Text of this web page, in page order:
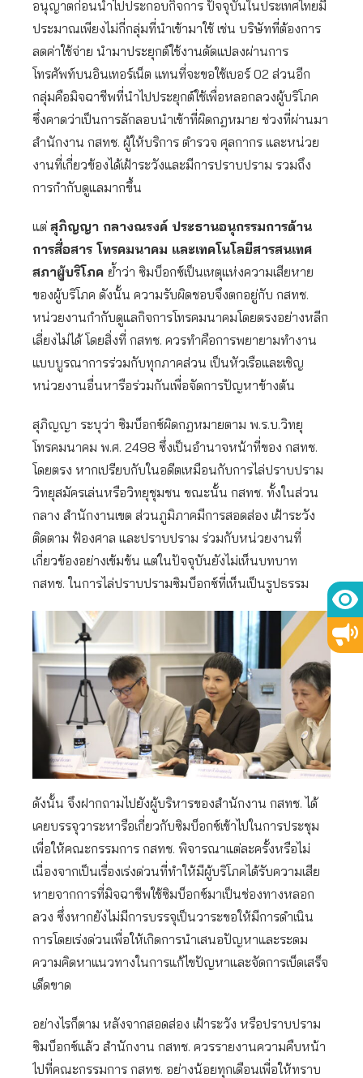
อนุญาตก่อนนำไปประกอบกิจการ ปัจจุบันในประเทศไทยมี
ประมาณเพียงไม่กี่กลุ่มที่นำเข้ามาใช้ เช่น บริษัทที่ต้องการ
ลดค่าใช้จ่าย นำมาประยุกต์ใช้งานดัดแปลงผ่านการ
โทรศัพท์บนอินเทอร์เน็ต แทนที่จะขอใช้เบอร์ 02 ส่วนอีก
กลุ่มคือมิจฉาชีพที่นำไปประยุกต์ใช้เพื่อหลอกลวงผู้บริโภค
ซึ่งคาดว่าเป็นการลักลอบนำเข้าที่ผิดกฎหมาย ช่วงที่ผ่านมา
สำนักงาน กสทช. ผู้ให้บริการ ตำรวจ ศุลกากร และหน่วย
งานที่เกี่ยวข้องได้เฝ้าระวังและมีการปราบปราม รวมถึง
การกำกับดูแลมากขึ้น
แต่ สุภิญญา กลางณรงค์ ประธานอนุกรรมการด้าน
การสื่อสาร โทรคมนาคม และเทคโนโลยีสารสนเทศ
สภาผู้บริโภค ย้ำว่า ซิมบ็อกซ์เป็นเหตุแห่งความเสียหาย
ของผู้บริโภค ดังนั้น ความรับผิดชอบจึงตกอยู่กับ กสทช.
หน่วยงานกำกับดูแลกิจการโทรคมนาคมโดยตรงอย่างหลีก
เลี่ยงไม่ได้ โดยสิ่งที่ กสทช. ควรทำคือการพยายามทำงาน
แบบบูรณาการร่วมกับทุกภาคส่วน เป็นหัวเรือและเชิญ
หน่วยงานอื่นหารือร่วมกันเพื่อจัดการปัญหาข้างต้น
สุภิญญา ระบุว่า ซิมบ็อกซ์ผิดกฎหมายตาม พ.ร.บ.วิทยุ
โทรคมนาคม พ.ศ. 2498 ซึ่งเป็นอำนาจหน้าที่ของ กสทช.
โดยตรง หากเปรียบกับในอดีตเหมือนกับการไล่ปราบปราม
วิทยุสมัครเล่นหรือวิทยุชุมชน ขณะนั้น กสทช. ทั้งในส่วน
กลาง สำนักงานเขต ส่วนภูมิภาคมีการสอดส่อง เฝ้าระวัง
ติดตาม ฟ้องศาล และปราบปราม ร่วมกับหน่วยงานที่
เกี่ยวข้องอย่างเข้มข้น แต่ในปัจจุบันยังไม่เห็นบทบาท
กสทช. ในการไล่ปราบปรามซิมบ็อกซ์ที่เห็นเป็นรูปธรรม
ดังนั้น จึงฝากถามไปยังผู้บริหารของสำนักงาน กสทช. ได้
เคยบรรจุวาระหารือเกี่ยวกับซิมบ็อกซ์เข้าไปในการประชุม
เพื่อให้คณะกรรมการ กสทช. พิจารณาแต่ละครั้งหรือไม่
เนื่องจากเป็นเรื่องเร่งด่วนที่ทำให้มีผู้บริโภคได้รับความเสีย
หายจากการที่มิจฉาชีพใช้ซิมบ็อกซ์มาเป็นช่องทางหลอก
ลวง ซึ่งหากยังไม่มีการบรรจุเป็นวาระขอให้มีการดำเนิน
การโดยเร่งด่วนเพื่อให้เกิดการนำเสนอปัญหาและระดม
ความคิดหาแนวทางในการแก้ไขปัญหาและจัดการเบ็ดเสร็จ
เด็ดขาด
อย่างไรก็ตาม หลังจากสอดส่อง เฝ้าระวัง หรือปราบปราม
ซิมบ็อกซ์แล้ว สำนักงาน กสทช. ควรรายงานความคืบหน้า
ไปที่คณะกรรมการ กสทช. อย่างน้อยทุกเดือนเพื่อให้ทราบ